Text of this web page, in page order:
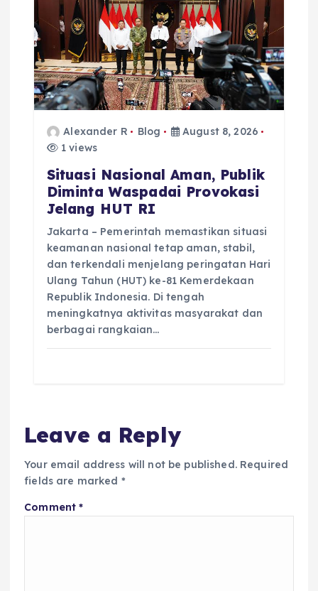
Alexander R Blog
August 8, 2026
1 views
Situasi Nasional Aman, Publik
Diminta Waspadai Provokasi
Jelang HUT RI
Jakarta – Pemerintah memastikan situasi
keamanan nasional tetap aman, stabil,
dan terkendali menjelang peringatan Hari
Ulang Tahun (HUT) ke-81 Kemerdekaan
Republik Indonesia. Di tengah
meningkatnya aktivitas masyarakat dan
berbagai rangkaian…
Leave a Reply
Your email address will not be published. Required
fields are marked *
Comment*